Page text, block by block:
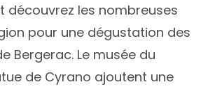
découvrez les nombreuses
pour une dégustation des
Bergerac. Le musée du
de Cyrano ajoutent une